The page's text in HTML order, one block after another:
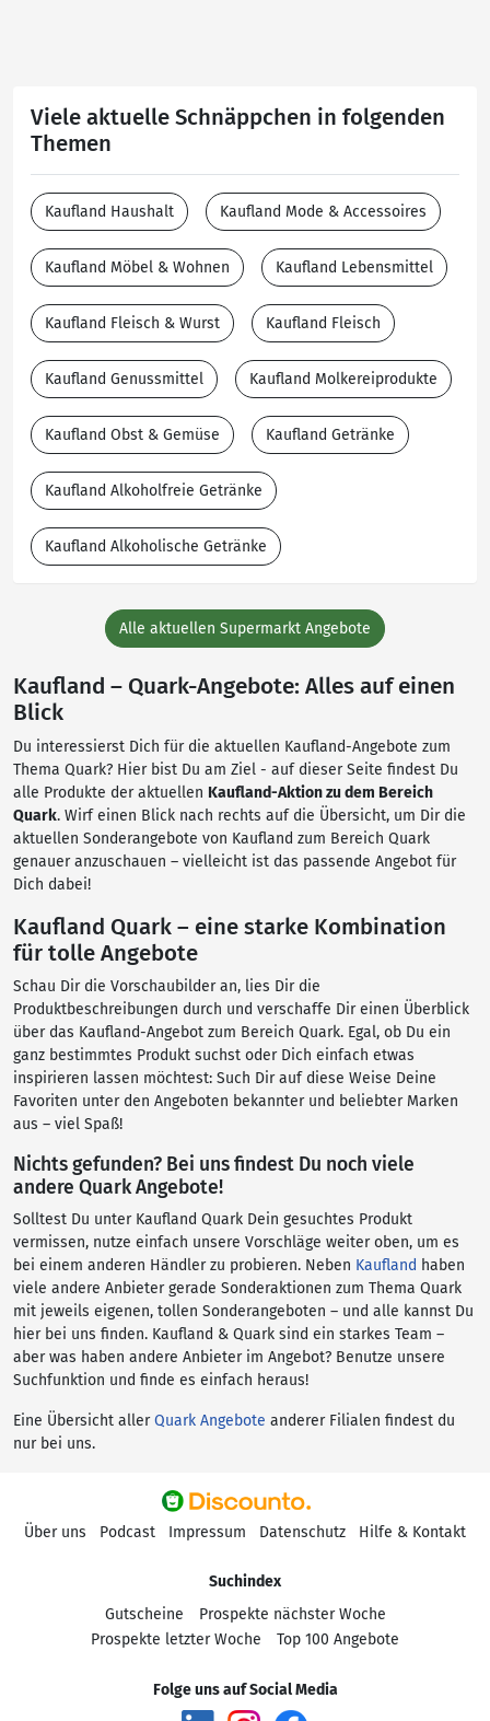
Viele aktuelle Schnäppchen in folgenden
Themen
Kaufland Haushalt Kaufland Mode & Accessoires
Kaufland Möbel & Wohnen Kaufland Lebensmittel
Kaufland Fleisch & Wurst Kaufland Fleisch
Kaufland Genussmittel Kaufland Molkereiprodukte
Kaufland Obst & Gemüse Kaufland Getränke
Kaufland Alkoholfreie Getränke
Kaufland Alkoholische Getränke
Alle aktuellen Supermarkt Angebote
Kaufland – Quark-Angebote: Alles auf einen
Blick
Du interessierst Dich für die aktuellen Kaufland-Angebote zum
Thema Quark? Hier bist Du am Ziel - auf dieser Seite findest Du
alle Produkte der aktuellen Kaufland-Aktion zu dem Bereich
Quark. Wirf einen Blick nach rechts auf die Übersicht, um Dir die
aktuellen Sonderangebote von Kaufland zum Bereich Quark
genauer anzuschauen – vielleicht ist das passende Angebot für
Dich dabei!
Kaufland Quark – eine starke Kombination
für tolle Angebote
Schau Dir die Vorschaubilder an, lies Dir die
Produktbeschreibungen durch und verschaffe Dir einen Überblick
über das Kaufland-Angebot zum Bereich Quark. Egal, ob Du ein
ganz bestimmtes Produkt suchst oder Dich einfach etwas
inspirieren lassen möchtest: Such Dir auf diese Weise Deine
Favoriten unter den Angeboten bekannter und beliebter Marken
aus – viel Spaß!
Nichts gefunden? Bei uns findest Du noch viele
andere Quark Angebote!
Solltest Du unter Kaufland Quark Dein gesuchtes Produkt
vermissen, nutze einfach unsere Vorschläge weiter oben, um es
bei einem anderen Händler zu probieren. Neben Kaufland haben
viele andere Anbieter gerade Sonderaktionen zum Thema Quark
mit jeweils eigenen, tollen Sonderangeboten – und alle kannst Du
hier bei uns finden. Kaufland & Quark sind ein starkes Team –
aber was haben andere Anbieter im Angebot? Benutze unsere
Suchfunktion und finde es einfach heraus!
Eine Übersicht allerQuark Angebote anderer Filialen findest du
nur bei uns.
Über uns Podcast Impressum Datenschutz Hilfe & Kontakt
Suchindex
Gutscheine
Prospekte nächster Woche
Prospekte letzter Woche
Top 100 Angebote
Folge uns auf Social Media